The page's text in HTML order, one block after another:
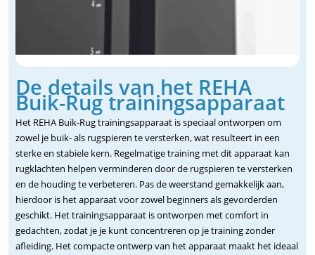
De details van het REHA
Buik-Rug trainingsapparaat
Het REHA Buik-Rug trainingsapparaat is speciaal ontworpen om
zowel je buik- als rugspieren te versterken, wat resulteert in een
sterke en stabiele kern. Regelmatige training met dit apparaat kan
rugklachten helpen verminderen door de rugspieren te versterken
en de houding te verbeteren. Pas de weerstand gemakkelijk aan,
hierdoor is het apparaat voor zowel beginners als gevorderden
geschikt. Het trainingsapparaat is ontworpen met comfort in
gedachten, zodat je je kunt concentreren op je training zonder
afleiding. Het compacte ontwerp van het apparaat maakt het ideaal